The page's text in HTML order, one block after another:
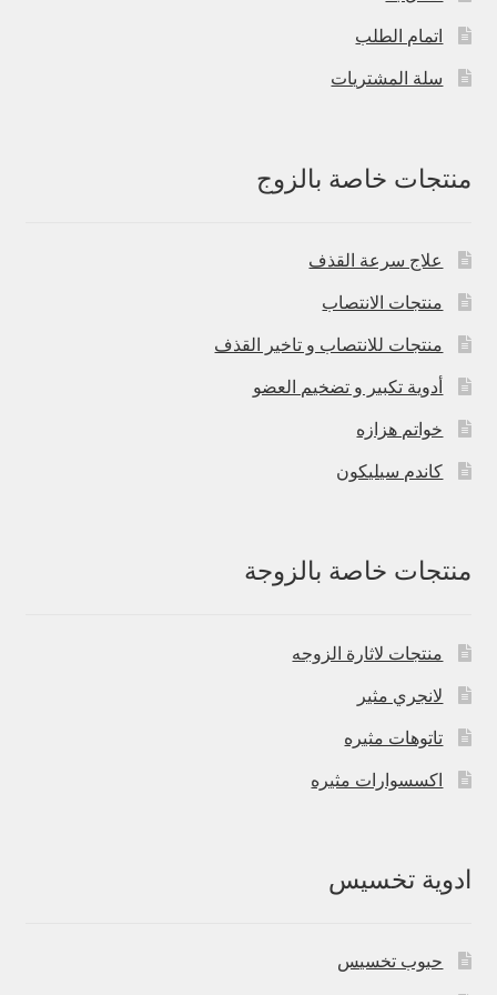
اتمام الطلب
سلة المشتريات
منتجات خاصة بالزوج
علاج سرعة القذف
منتجات الانتصاب
منتجات للانتصاب و تاخير القذف
أدوية تكبير و تضخيم العضو
خواتم هزازه
كاندم سيليكون
منتجات خاصة بالزوجة
منتجات لاثارة الزوجه
لانجري مثير
تاتوهات مثيره
اكسسوارات مثيره
ادوية تخسيس
حبوب تخسيس